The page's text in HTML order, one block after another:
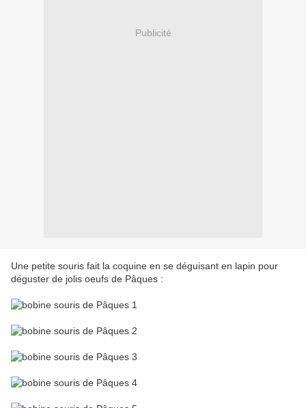
Publicité
Une petite souris fait la coquine en se déguisant en lapin pour
déguster de jolis oeufs de Pâques :